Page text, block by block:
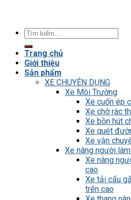
Tìm
Trang chủ
Giới thiệu
Sản phẩm
XE CHUYÊN DỤNG
Xe Môi Trường
Xe cuốn ép
Xe chở rác
Xe bồn hút
Xe quét
Xe vận
Xe nâng người
Xe nâng
cao
Xe tải cẩu
trên cao